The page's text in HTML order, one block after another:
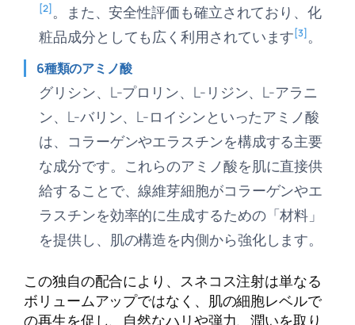
[2]。また、安全性評価も確立されており、化
粧品成分としても広く利用されています[3]。
6種類のアミノ酸
グリシン、L-プロリン、L-リジン、L-アラニ
ン、L-バリン、L-ロイシンといったアミノ酸
は、コラーゲンやエラスチンを構成する主要
な成分です。これらのアミノ酸を肌に直接供
給することで、線維芽細胞がコラーゲンやエ
ラスチンを効率的に生成するための「材料」
を提供し、肌の構造を内側から強化します。
この独自の配合により、スネコス注射は単なる
ボリュームアップではなく、肌の細胞レベルで
の再生を促し、自然なハリや弾力、潤いを取り